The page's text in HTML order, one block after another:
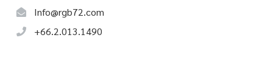
Info@rgb72.com
+66.2.013.1490